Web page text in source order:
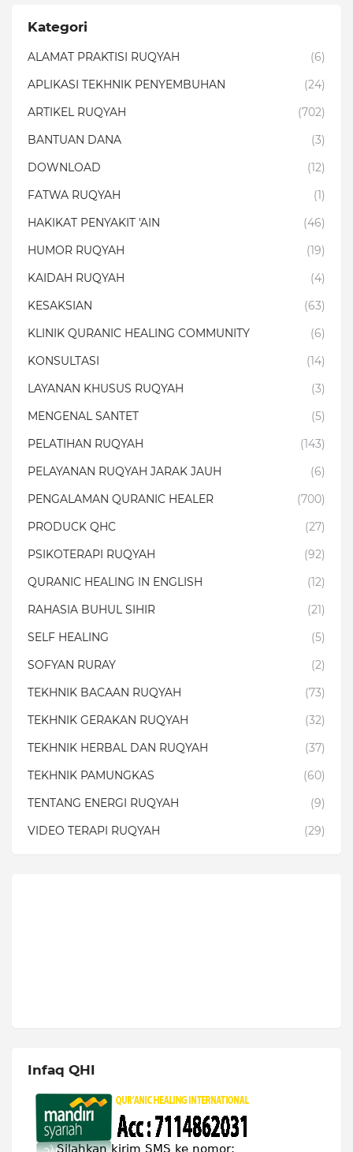
Kategori
ALAMAT PRAKTISI RUQYAH
(6)
APLIKASI TEKHNIK PENYEMBUHAN
(24)
ARTIKEL RUQYAH
(702)
BANTUAN DANA
(3)
DOWNLOAD
(12)
FATWA RUQYAH
(1)
HAKIKAT PENYAKIT 'AIN
(46)
HUMOR RUQYAH
(19)
KAIDAH RUQYAH
(4)
KESAKSIAN
(63)
KLINIK QURANIC HEALING COMMUNITY
(6)
KONSULTASI
(14)
LAYANAN KHUSUS RUQYAH
(3)
MENGENAL SANTET
(5)
PELATIHAN RUQYAH
(143)
PELAYANAN RUQYAH JARAK JAUH
(6)
PENGALAMAN QURANIC HEALER
(700)
PRODUCK QHC
(27)
PSIKOTERAPI RUQYAH
(92)
QURANIC HEALING IN ENGLISH
(12)
RAHASIA BUHUL SIHIR
(21)
SELF HEALING
(5)
SOFYAN RURAY
(2)
TEKHNIK BACAAN RUQYAH
(73)
TEKHNIK GERAKAN RUQYAH
(32)
TEKHNIK HERBAL DAN RUQYAH
(37)
TEKHNIK PAMUNGKAS
(60)
TENTANG ENERGI RUQYAH
(9)
VIDEO TERAPI RUQYAH
(29)
Infaq QHI